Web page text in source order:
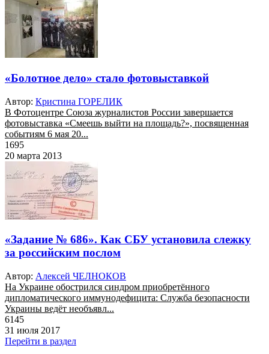
«Болотное дело» стало фотовыставкой
Автор: Кристина ГОРЕЛИК
В Фотоцентре Союза журналистов России завершается
фотовыставка «Смеешь выйти на площадь?», посвященная
событиям 6 мая 20...
1695
20 марта 2013
«Задание № 686». Как СБУ установила слежку
за российским послом
Автор: Алексей ЧЕЛНОКОВ
На Украине обострился синдром приобретённого
дипломатического иммунодефицита: Служба безопасности
Украины ведёт необъявл...
6145
31 июля 2017
Перейти в раздел